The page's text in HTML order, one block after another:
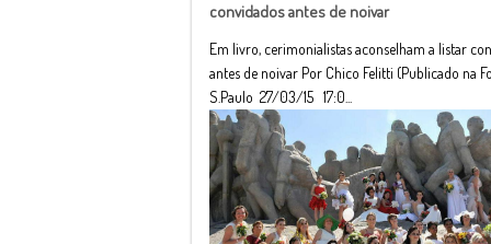
convidados antes de noivar
Em livro, cerimonialistas aconselham a listar
antes de noivar Por Chico Felitti (Publicado na
S.Paulo 27/03/15 17:0...